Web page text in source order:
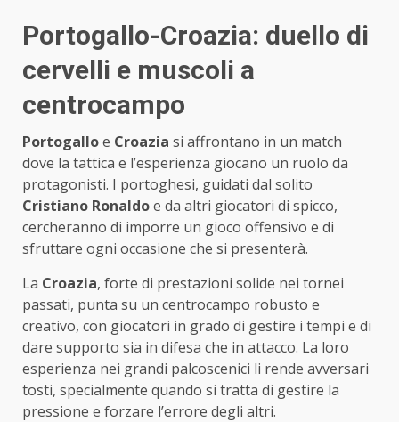
Portogallo-Croazia: duello di
cervelli e muscoli a
centrocampo
Portogalloe Croazia si affrontano in un match
dove la tattica e l’esperienza giocano un ruolo da
protagonisti. I portoghesi, guidati dal solito
Cristiano Ronaldoe da altri giocatori di spicco,
cercheranno di imporre un gioco offensivo e di
sfruttare ogni occasione che si presenterà.
La Croazia, forte di prestazioni solide nei tornei
passati, punta su un centrocampo robusto e
creativo, con giocatori in grado di gestire i tempi e di
dare supporto sia in difesa che in attacco. La loro
esperienza nei grandi palcoscenici li rende avversari
tosti, specialmente quando si tratta di gestire la
pressione e forzare l’errore degli altri.